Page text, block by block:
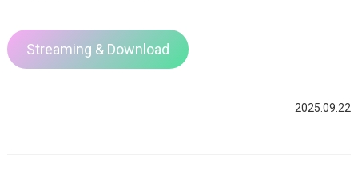
Streaming & Download
2025.09.22